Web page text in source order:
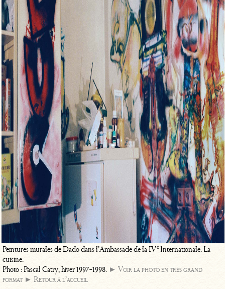
Peintures murales de Dado dans l’Ambassade de la IVeInternationale. La
cuisine.
Photo : Pascal Catry, hiver 1997-1998. ► Voir la photo en très grand
format ► Retour à l’accueil